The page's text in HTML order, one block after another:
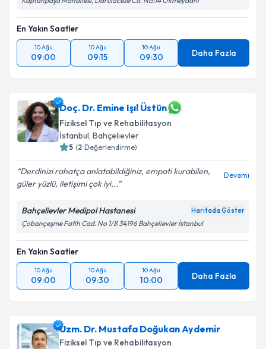
En Yakın Saatler
10 Ağu
09:00
10 Ağu
09:15
10 Ağu
09:30 Daha Fazla
Doç. Dr. Emine Işıl Üstün
Fiziksel Tıp ve Rehabilitasyon
İstanbul, Bahçelievler
5 (2 Değerlendirme)
Derdinizi rahatça anlatabildiğiniz, empati kurabilen,
güler yüzlü, iletişimi çok iyi...
Devamı
Bahçelievler Medipol Hastanesi Haritada Göster
Çobançeşme Fatih Cad. No 1/8 34196 Bahçelievler İstanbul
En Yakın Saatler
10 Ağu
09:00
10 Ağu
09:30
10 Ağu
10:00 Daha Fazla
Uzm. Dr. Mustafa Doğukan Aydemir
Fiziksel Tıp ve Rehabilitasyon